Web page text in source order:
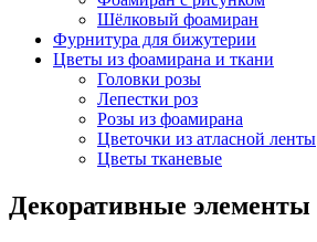
Шёлковый фоамиран
Фурнитура для бижутерии
Цветы из фоамирана и ткани
Головки розы
Лепестки роз
Розы из фоамирана
Цветочки из атласной ленты
Цветы тканевые
Декоративные элементы